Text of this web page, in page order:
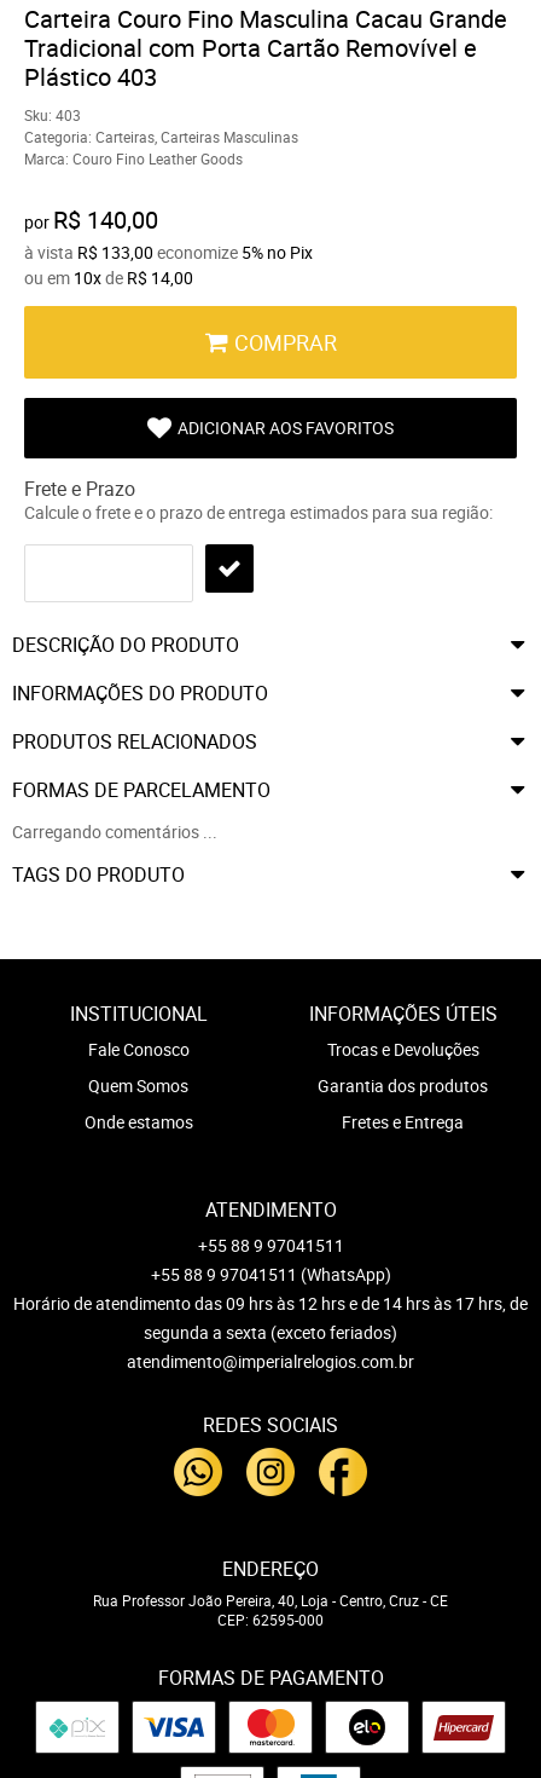
Carteira Couro Fino Masculina Cacau Grande
Tradicional com Porta Cartão Removível e
Plástico 403
Sku: 403
Categoria: Carteiras Carteiras Masculinas
Marca: Couro Fino Leather Goods
por R$ 140,00
à vista R$ 133,00 economize 5% no Pix
ou em 10xde R$ 14,00
COMPRAR
ADICIONAR AOS FAVORITOS
Frete e Prazo
Calcule o frete e o prazo de entrega estimados para sua região:
DESCRIÇÃO DO PRODUTO
INFORMAÇÕES DO PRODUTO
PRODUTOS RELACIONADOS
FORMAS DE PARCELAMENTO
Carregando comentários ...
TAGS DO PRODUTO
INSTITUCIONAL
Fale Conosco
Quem Somos
Onde estamos
INFORMAÇÕES ÚTEIS
Trocas e Devoluções
Garantia dos produtos
Fretes e Entrega
ATENDIMENTO
+55 88 9 97041511
+55 88 9 97041511 (WhatsApp)
Horário de atendimento das 09 hrs às 12 hrs e de 14 hrs às 17 hrs, de
segunda a sexta (exceto feriados)
atendimento@imperialrelogios.com.br
REDES SOCIAIS
ENDEREÇO
Rua Professor João Pereira, 40, Loja -Centro, Cruz-CE
CEP: 62595-000
FORMAS DE PAGAMENTO